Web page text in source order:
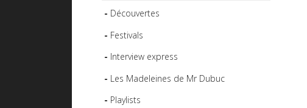
Découvertes
Festivals
Interview express
Les Madeleines de Mr Dubuc
Playlists